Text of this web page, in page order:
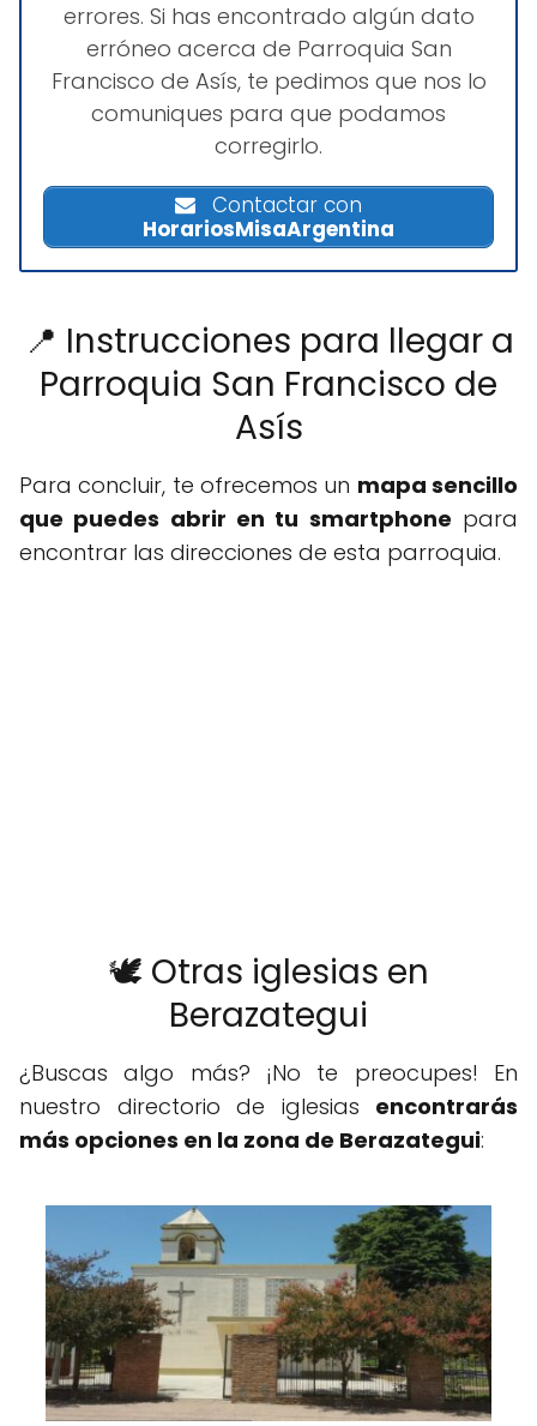
errores. Si has encontrado algún dato
erróneo acerca de Parroquia San
Francisco de Asís, te pedimos que nos lo
comuniques para que podamos
corregirlo.
Contactar con
HorariosMisaArgentina
📍 Instrucciones para llegar a
Parroquia San Francisco de
Asís
Para concluir, te ofrecemos un mapa sencillo
que puedes abrir en tu smartphone para
encontrar las direcciones de esta parroquia.
🕊️ Otras iglesias en
Berazategui
¿Buscas algo más? ¡No te preocupes! En
nuestro directorio de iglesias encontrarás
más opciones en la zona de Berazategui: